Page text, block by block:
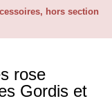
hors section
rose
Gordis et